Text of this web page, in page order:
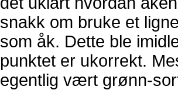
snakk om bruke et
som åk. Dette ble
punktet er ukorrekt.
egentlig vært grønn-